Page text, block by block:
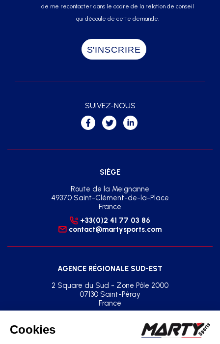
de me recontacter dans le cadre de la relation de conseil
qui découle de cette demande.
SIÈGE
Route de la Meignanne
49370 Saint-Clément-de-la-Place
France
+33(0)2 41 77 03 86
contact@martysports.com
AGENCE RÉGIONALE SUD-EST
2 Square du Sud - Zone Pôle 2000
07130 Saint-Péray
France
agence.sud.est@martysports.com
SUIVEZ-NOUS